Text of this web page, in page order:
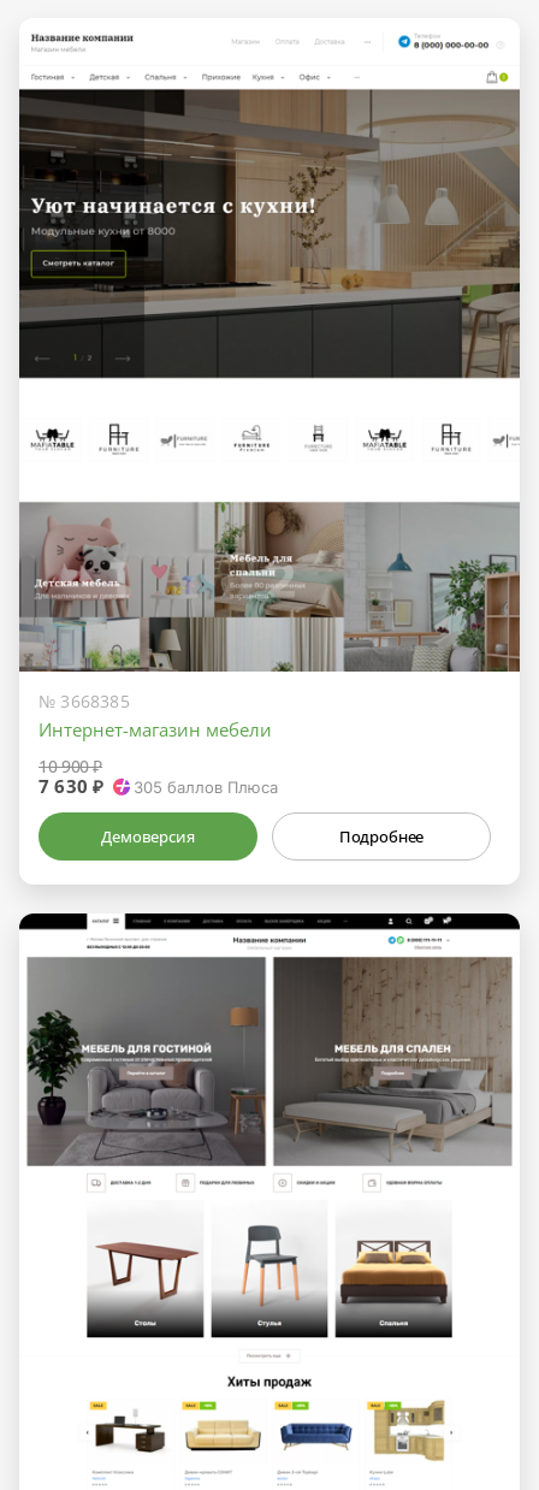
№ 3668385
Интернет-магазин мебели
10 900 ₽
7 630 ₽ 305 баллов Плюса
Демоверсия Подробнее